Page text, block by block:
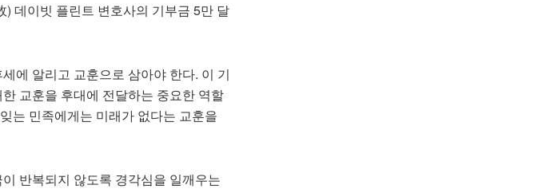
데이빗 플린트 변호사의 기부금 5만 달
에 알리고 교훈으로 삼아야 한다. 이 기
교훈을 후대에 전달하는 중요한 역할
는 민족에게는 미래가 없다는 교훈을
반복되지 않도록 경각심을 일깨우는